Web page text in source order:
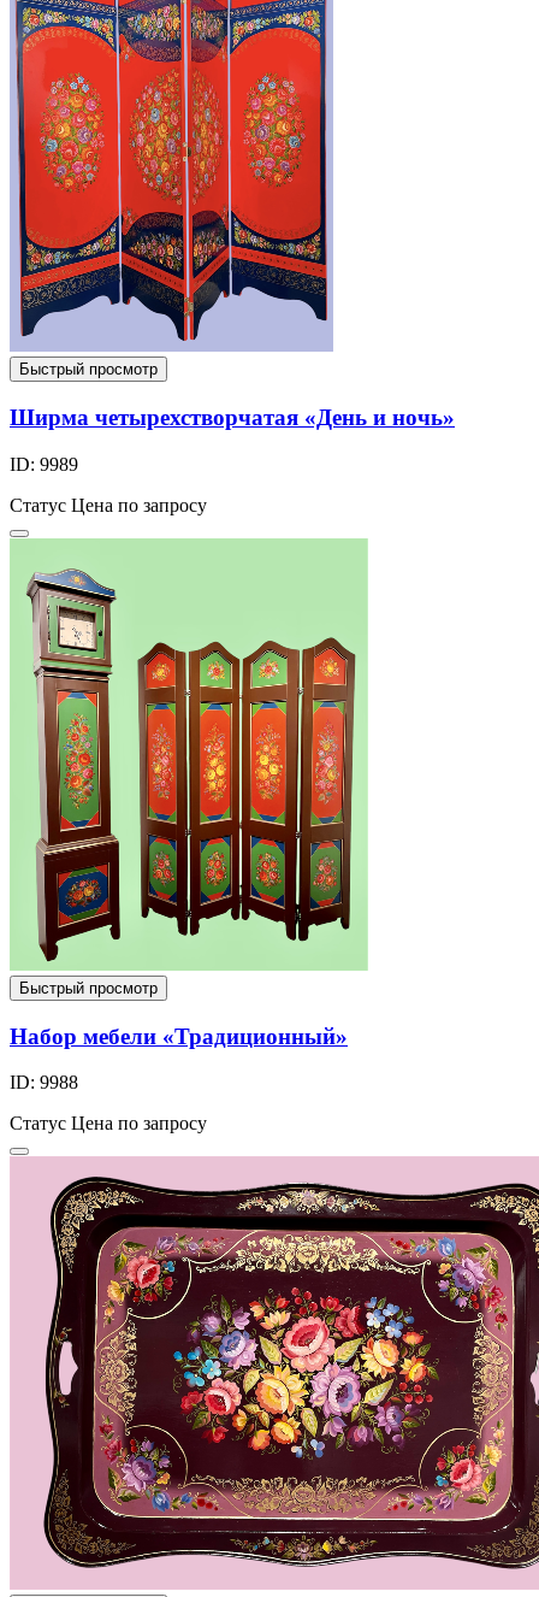
Быстрый просмотр
Ширма четырехстворчатая «День и ночь»
ID: 9989
Статус Цена по запросу
Быстрый просмотр
Набор мебели «Традиционный»
ID: 9988
Статус Цена по запросу